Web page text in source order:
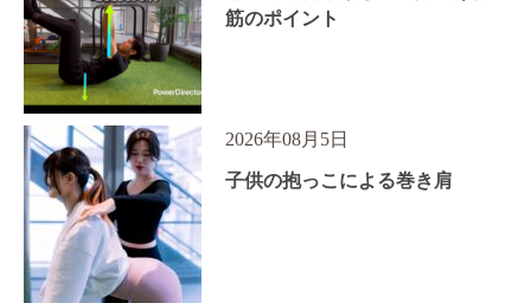
筋のポイント
2026年08月5日
子供の抱っこによる巻き肩